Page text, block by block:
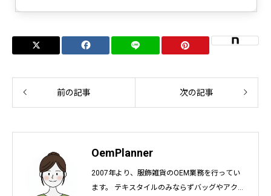
前の記事 次の記事
OemPlanner
2007年より、服飾雑貨のOEM業務を行ってい
ます。 テキスタイルのみならずバッグやアクセ